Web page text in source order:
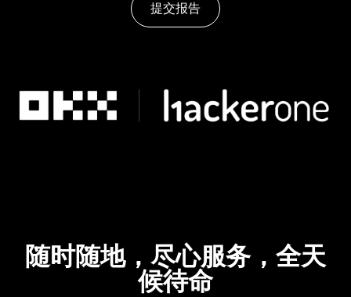
提交报告
随时随地，尽心服务，全天
候待命